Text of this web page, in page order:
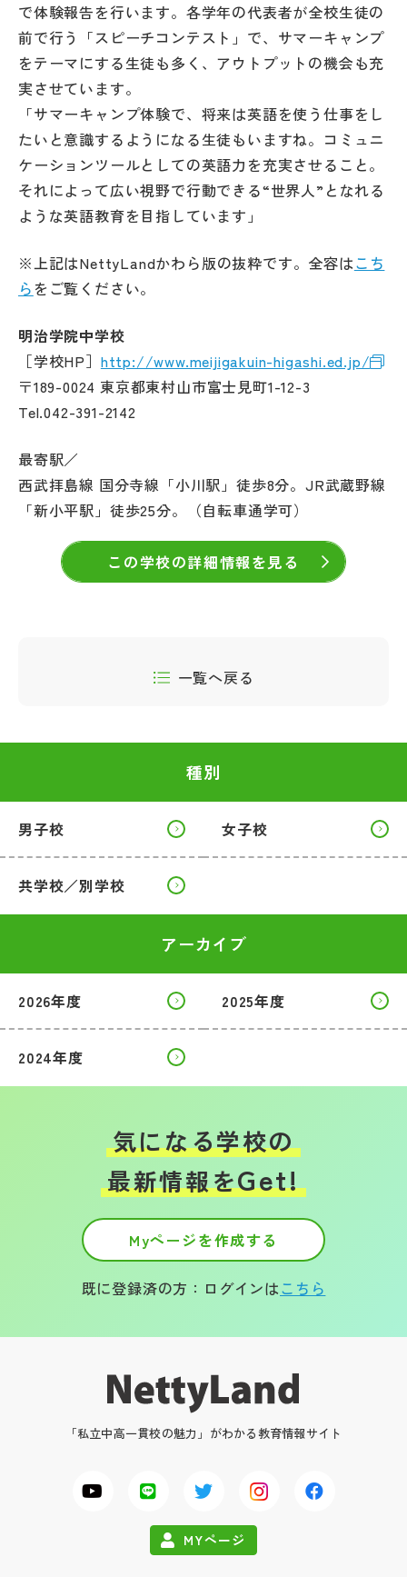
で体験報告を行います。各学年の代表者が全校生徒の
前で行う「スピーチコンテスト」で、サマーキャンプ
をテーマにする生徒も多く、アウトプットの機会も充
実させています。
「サマーキャンプ体験で、将来は英語を使う仕事をし
たいと意識するようになる生徒もいますね。コミュニ
ケーションツールとしての英語力を充実させること。
それによって広い視野で行動できる“世界人”となれる
ような英語教育を目指しています」
※上記はNettyLandかわら版の抜粋です。全容はこち
ら をご覧ください。
明治学院中学校
［学校HP］ http://www.meijigakuin-higashi.ed.jp/
〒189-0024 東京都東村山市富士見町1-12-3
Tel.042-391-2142
最寄駅／
西武拝島線 国分寺線「小川駅」徒歩8分。JR武蔵野線
「新小平駅」徒歩25分。（自転車通学可）
この学校の詳細情報を見る
一覧へ戻る
種別
男子校 女子校
共学校／別学校
アーカイブ
2026年度 2025年度
2024年度
気になる学校の
最新情報をGet!
Myページを作成する
既に登録済の方：ログインはこちら
「私立中高一貫校の魅力」がわかる教育情報サイト
MYページ